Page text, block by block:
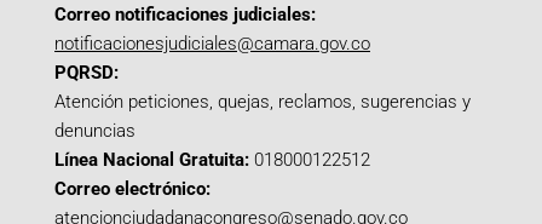
Correo notificaciones judiciales:
notificacionesjudiciales@camara.gov.co
PQRSD:
Atención peticiones, quejas, reclamos, sugerencias y
denuncias
Línea Nacional Gratuita: 018000122512
Correo electrónico:
atencionciudadanacongreso@senado.gov.co